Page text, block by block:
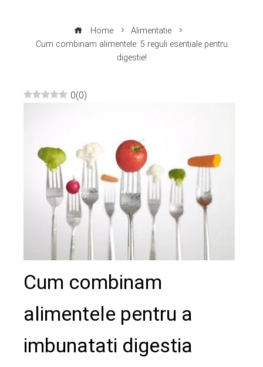
Home
Alimentatie
Cum combinam alimentele: 5 reguli esentiale pentru
digestie!
0(0)
Cum combinam
alimentele pentru a
imbunatati digestia